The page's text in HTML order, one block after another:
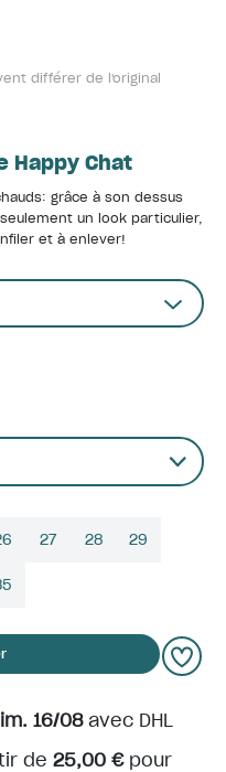
différer de l'original
Happy Chat
grâce à son dessus
un look particulier,
et à enlever!
27 28 29
16/08avec DHL
de 25,00 €pour